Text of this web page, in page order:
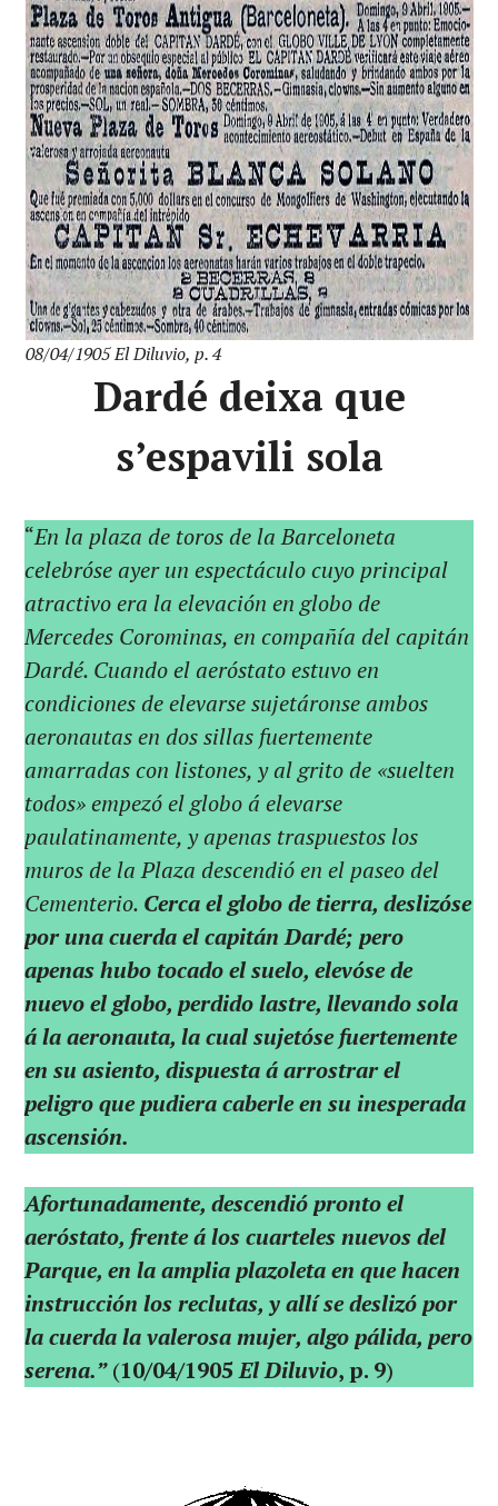
08/04/1905 El Diluvio, p. 4
Dardé deixa que
s’espavili sola
“En la plaza de toros de la Barceloneta
celebróse ayer un espectáculo cuyo principal
atractivo era la elevación en globo de
Mercedes Corominas, en compañía del capitán
Dardé. Cuando el aeróstato estuvo en
condiciones de elevarse sujetáronse ambos
aeronautas en dos sillas fuertemente
amarradas con listones, y al grito de «suelten
todos» empezó el globo á elevarse
paulatinamente, y apenas traspuestos los
muros de la Plaza descendió en el paseo del
Cementerio. Cerca el globo de tierra, deslizóse
por una cuerda el capitán Dardé; pero
apenas hubo tocado el suelo, elevóse de
nuevo el globo, perdido lastre, llevando sola
á la aeronauta, la cual sujetóse fuertemente
en su asiento, dispuesta á arrostrar el
peligro que pudiera caberle en su inesperada
ascensión.
Afortunadamente, descendió pronto el
aeróstato, frente á los cuarteles nuevos del
Parque, en la amplia plazoleta en que hacen
instrucción los reclutas, y allí se deslizó por
la cuerda la valerosa mujer, algo pálida, pero
serena.”(10/04/1905El Diluvio, p. 9)